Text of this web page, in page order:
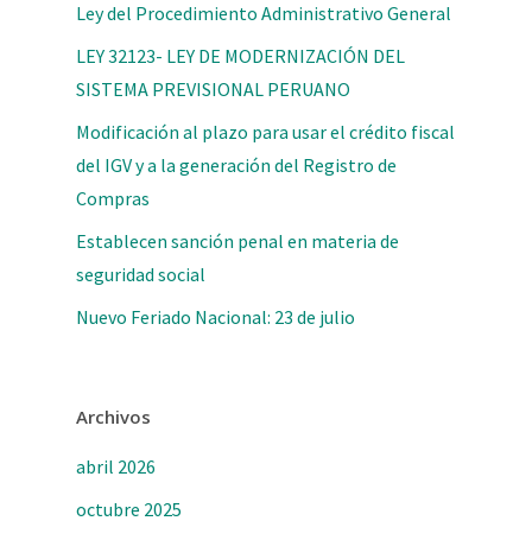
Ley del Procedimiento Administrativo General
LEY 32123- LEY DE MODERNIZACIÓN DEL
SISTEMA PREVISIONAL PERUANO
Modificación al plazo para usar el crédito fiscal
del IGV y a la generación del Registro de
Compras
Establecen sanción penal en materia de
seguridad social
Nuevo Feriado Nacional: 23 de julio
Archivos
abril 2026
octubre 2025